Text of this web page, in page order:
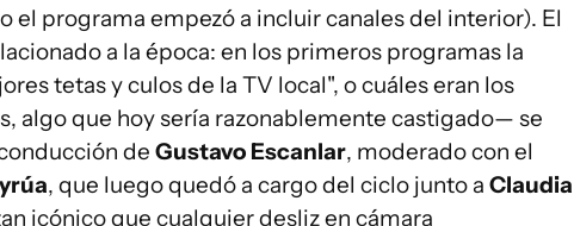
el programa empezó a incluir canales del interior). El
a la época: en los primeros programas la
tetas y culos de la TV local", o cuáles eran los
algo que hoy sería razonablemente castigado— se
de Gustavo Escanlar, moderado con el
, que luego quedó a cargo del ciclo junto a Claudia
icónico que cualquier desliz en cámara